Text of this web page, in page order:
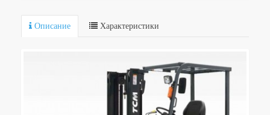
Описание Характеристики